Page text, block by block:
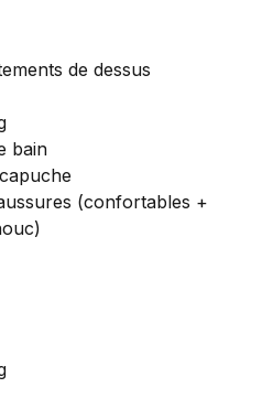
de dessus
bain
(confortables +